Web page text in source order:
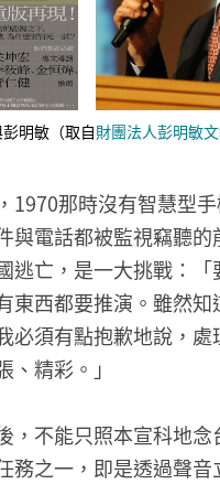
彭明敏（取自財團法人彭明敏
1970那時沒有智慧型手
與電話都被監視竊聽
逃亡，是一大挑戰：「
東西都要推演。雖然知
必須有點抱歉地說，
、精彩。」
，不能只照本宣科地念
務之一，即是透過聲音